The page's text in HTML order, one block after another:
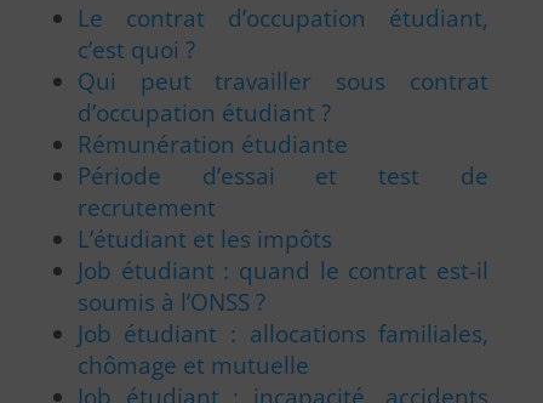
Le contrat d’occupation étudiant,
c’est quoi ?
Qui peut travailler sous contrat
d’occupation étudiant ?
Rémunération étudiante
Période d’essai et test de
recrutement
L’étudiant et les impôts
Job étudiant : quand le contrat est-il
soumis à l’ONSS ?
Job étudiant : allocations familiales,
chômage et mutuelle
Job étudiant : incapacité, accidents